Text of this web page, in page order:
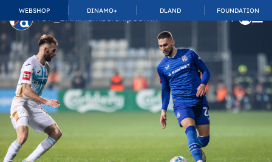
WEBSHOP DINAMO+ DLAND FOUNDATION
TOP_BAR.MembershipSuffix